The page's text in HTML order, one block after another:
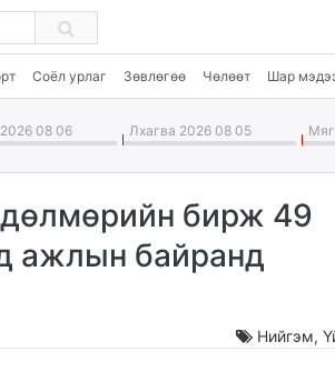
Соёл урлаг Зөвлөгөө Чөлөөт Шар
08 06 Лхагва 2026 08 05
бирж 49
ажлын байранд
Нийгэм,